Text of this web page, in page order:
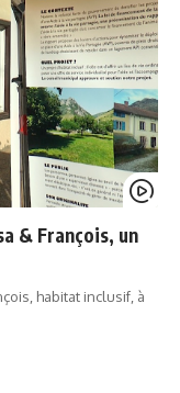
& François, un
habitat inclusif, à